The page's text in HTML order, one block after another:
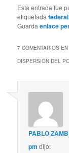
Esta entrada fue
etiquetada
Guardaenlace
7 COMENTARIOS EN
DISPERSIÓN DEL
PABLO
pm dijo: